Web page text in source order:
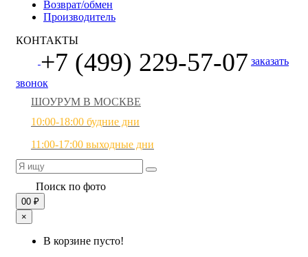
Возврат/обмен
Производитель
КОНТАКТЫ
+7 (499) 229-57-07 заказать
звонок
ШОУРУМ В МОСКВЕ
10:00-18:00 будние дни
11:00-17:00 выходные дни
Поиск по фото
00 ₽
×
В корзине пусто!